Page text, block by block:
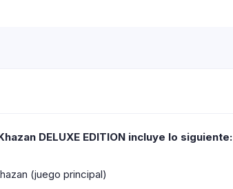
DELUXE EDITION incluye lo siguiente:
(juego principal)